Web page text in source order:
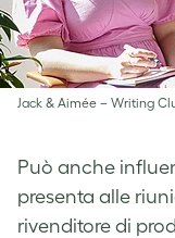
Jack & Aimée – Writing
Può anche
presenta alle
rivenditore di